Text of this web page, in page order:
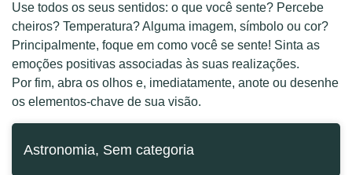
Use todos os seus sentidos: o que você sente? Percebe
cheiros? Temperatura? Alguma imagem, símbolo ou cor?
Principalmente, foque em como você se sente! Sinta as
emoções positivas associadas às suas realizações.
Por fim, abra os olhos e, imediatamente, anote ou desenhe
os elementos-chave de sua visão.
Astronomia, Sem categoria